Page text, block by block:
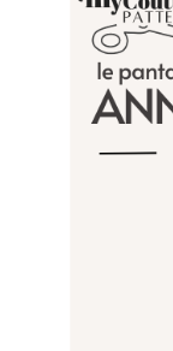
VENTES À 2€